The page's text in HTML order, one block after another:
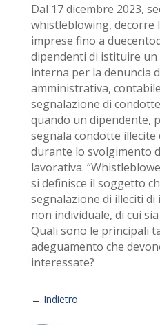
Dal 17 dicembre 2023,
whistleblowing, decorre
imprese fino a
dipendenti di istituire un
interna per la denuncia
amministrativa,
segnalazione di
quando un dipendente,
segnala condotte illecite
durante lo svolgimento
lavorativa.
si definisce il soggetto
segnalazione di illeciti
non individuale, di cui
Quali sono le principali
adeguamento che
interessate?
← Indietro